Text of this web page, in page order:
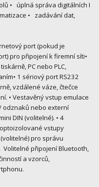
• úplná správa digitálních I
• zadávání dat,
port (pokud je
pro připojení k firemní síti•
PC nebo PLC,
1 sériový port RS232
vzdálené váze, čtečce
• Vestavěný vstup emulace
odznaků nebo externí
DIN (volitelné). • 4
vstupy
pro správu
Volitelné připojení Bluetooth,
a vzorců,